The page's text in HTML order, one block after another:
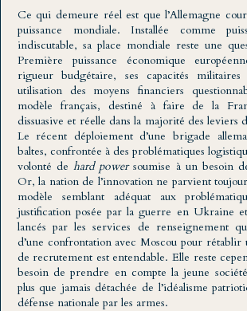
Ce qui demeure réel est que l’Allemagne
puissance mondiale. Installée comme
indiscutable, sa place mondiale reste une
Première puissance économique
rigueur budgétaire, ses capacités militaires
utilisation des moyens financiers
modèle français, destiné à faire de la
dissuasive et réelle dans la majorité des leviers
Le récent déploiement d’une brigade
baltes, confrontée à des problématiques
volonté dehard powersoumise à un besoin
Or, la nation de l’innovation ne parvient
modèle semblant adéquat aux
justification posée par la guerre en Ukraine
lancés par les services de renseignement
d’une confrontation avec Moscou pour rétablir
de recrutement est entendable. Elle reste
besoin de prendre en compte la jeune
plus que jamais détachée de l’idéalisme
défense nationale par les armes.